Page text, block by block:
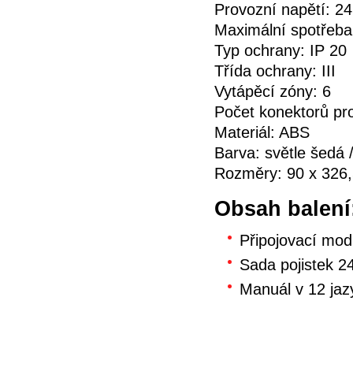
Provozní napětí:
Maximální
Typ ochrany: IP 20
Třída ochrany: III
Vytápěcí zóny: 6
Počet konektorů
Materiál: ABS
Barva: světle šedá
Rozměry: 90 x
Obsah
Připojovací
Sada pojistek
Manuál v 12